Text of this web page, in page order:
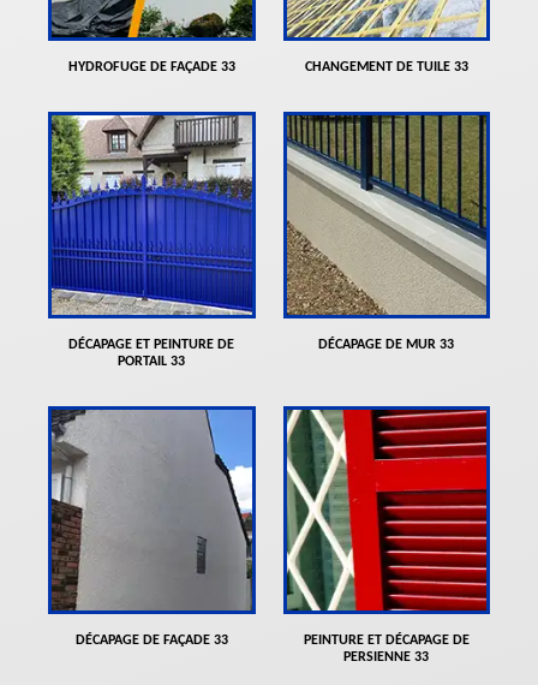
HYDROFUGE DE FAÇADE 33 CHANGEMENT DE TUILE 33
DÉCAPAGE ET PEINTURE DE
PORTAIL 33
DÉCAPAGE DE MUR 33
DÉCAPAGE DE FAÇADE 33
PEINTURE ET DÉCAPAGE DE
PERSIENNE 33